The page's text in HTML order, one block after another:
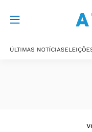
ÚLTIMAS NOTÍCIAS